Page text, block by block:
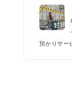
預かりサー